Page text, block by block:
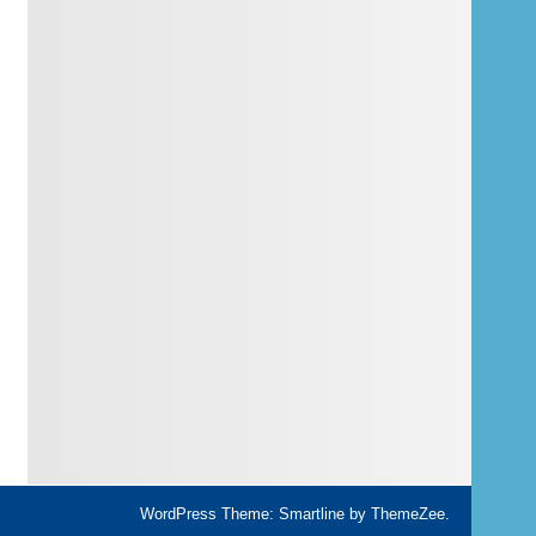
WordPress Theme: Smartline by ThemeZee.